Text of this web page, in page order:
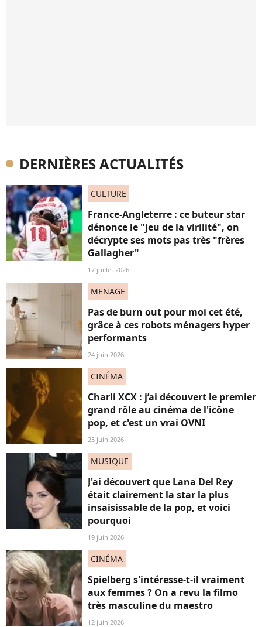
DERNIÈRES ACTUALITÉS
CULTURE
France-Angleterre : ce buteur star
dénonce le "jeu de la virilité", on
décrypte ses mots pas très "frères
Gallagher"
17 juillet 2026
MENAGE
Pas de burn out pour moi cet été,
grâce à ces robots ménagers hyper
performants
24 juin 2026
CINÉMA
Charli XCX : j’ai découvert le premier
grand rôle au cinéma de l'icône
pop, et c'est un vrai OVNI
23 juin 2026
MUSIQUE
J'ai découvert que Lana Del Rey
était clairement la star la plus
insaisissable de la pop, et voici
pourquoi
19 juin 2026
CINÉMA
Spielberg s'intéresse-t-il vraiment
aux femmes ? On a revu la filmo
très masculine du maestro
12 juin 2026